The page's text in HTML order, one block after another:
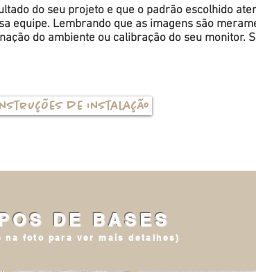
do seu projeto e que o padrão escolhido
equipe. Lembrando que as imagens são
do ambiente ou calibração do seu monitor.
de instalação
DE BASES
na foto para ver mais detalhes)